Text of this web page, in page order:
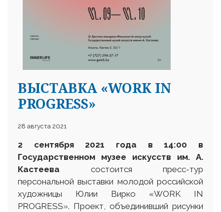
ВЫСТАВКА «WORK IN
PROGRESS»
28 августа 2021
2 сентября 2021 года в 14:00 в
Государственном музее искусств им. А.
Кастеева состоится пресс-тур
персональной выставки молодой российской
художницы Юлии Вирко «WORK IN
PROGRESS». Проект, объединивший рисунки